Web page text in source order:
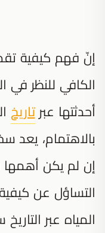
إنّ فهم كيفية
الكافي للنظر في
أحدثتها عبرتاريخ
بالاهتمام، يعد
إن لم يكن أهمها
التساؤل عن
المياه عبر